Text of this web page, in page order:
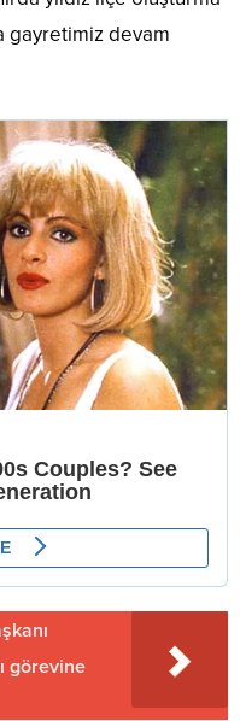
gayretimiz devam
görevine